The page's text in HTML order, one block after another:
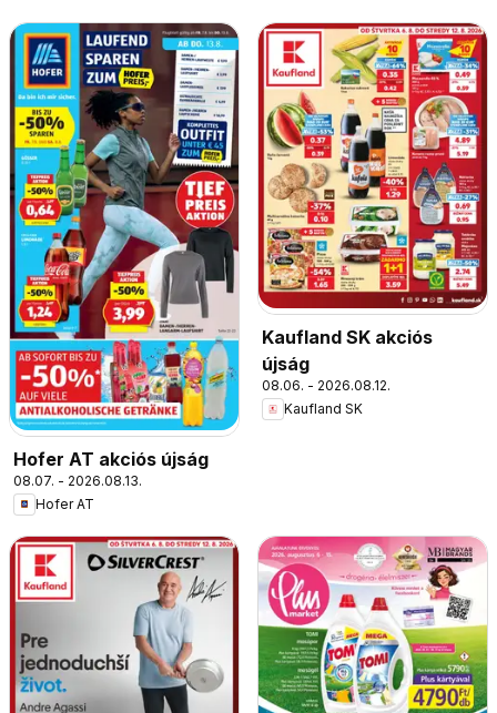
Hofer AT akciós újság
08.07. - 2026.08.13.
Hofer AT
Kaufland SK akciós
újság
08.06. - 2026.08.12.
Kaufland SK